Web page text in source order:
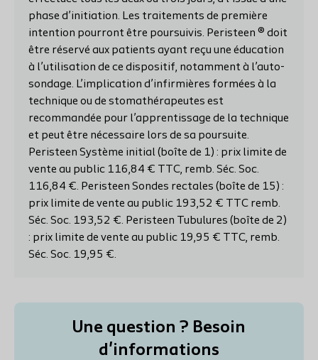
phase d’initiation. Les traitements de première
intention pourront être poursuivis. Peristeen ® doit
être réservé aux patients ayant reçu une éducation
à l’utilisation de ce dispositif, notamment à l’auto-
sondage. L’implication d’infirmières formées à la
technique ou de stomathérapeutes est
recommandée pour l’apprentissage de la technique
et peut être nécessaire lors de sa poursuite.
Peristeen Système initial (boîte de 1) : prix limite de
vente au public 116,84 € TTC, remb. Séc. Soc.
116,84 €. Peristeen Sondes rectales (boîte de 15) :
prix limite de vente au public 193,52 € TTC remb.
Séc. Soc. 193,52 €. Peristeen Tubulures (boîte de 2)
: prix limite de vente au public 19,95 € TTC, remb.
Séc. Soc. 19,95 €.
Une question ? Besoin
d'informations